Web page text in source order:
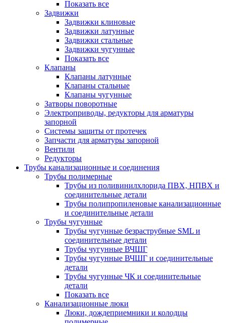
Показать все
Задвижки
Задвижки клиновые
Задвижки латунные
Задвижки стальные
Задвижки чугунные
Показать все
Клапаны
Клапаны латунные
Клапаны стальные
Клапаны чугунные
Затворы поворотные
Электроприводы, редукторы для арматуры
запорной
Системы защиты от протечек
Запчасти для арматуры запорной
Вентили
Редукторы
Трубы канализационные и соединения
Трубы полимерные
Трубы из поливинилхлорида ПВХ, НПВХ и
соединительные детали
Трубы полипропиленовые канализационные
и соединительные детали
Трубы чугунные
Трубы чугунные безраструбные SML и
соединительные детали
Трубы чугунные ВЧШГ
Трубы чугунные ВЧШГ и соединительные
детали
Трубы чугунные ЧК и соединительные
детали
Показать все
Канализационные люки
Люки, дождеприемники и колодцы